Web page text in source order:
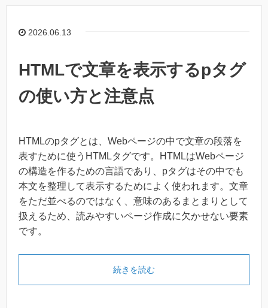
2026.06.13
HTMLで文章を表示するpタグ
の使い方と注意点
HTMLのpタグとは、Webページの中で文章の段落を
表すために使うHTMLタグです。HTMLはWebページ
の構造を作るための言語であり、pタグはその中でも
本文を整理して表示するためによく使われます。文章
をただ並べるのではなく、意味のあるまとまりとして
扱えるため、読みやすいページ作成に欠かせない要素
です。
続きを読む